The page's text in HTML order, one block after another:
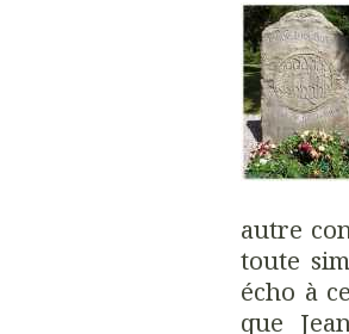
autre
toute
écho à
que